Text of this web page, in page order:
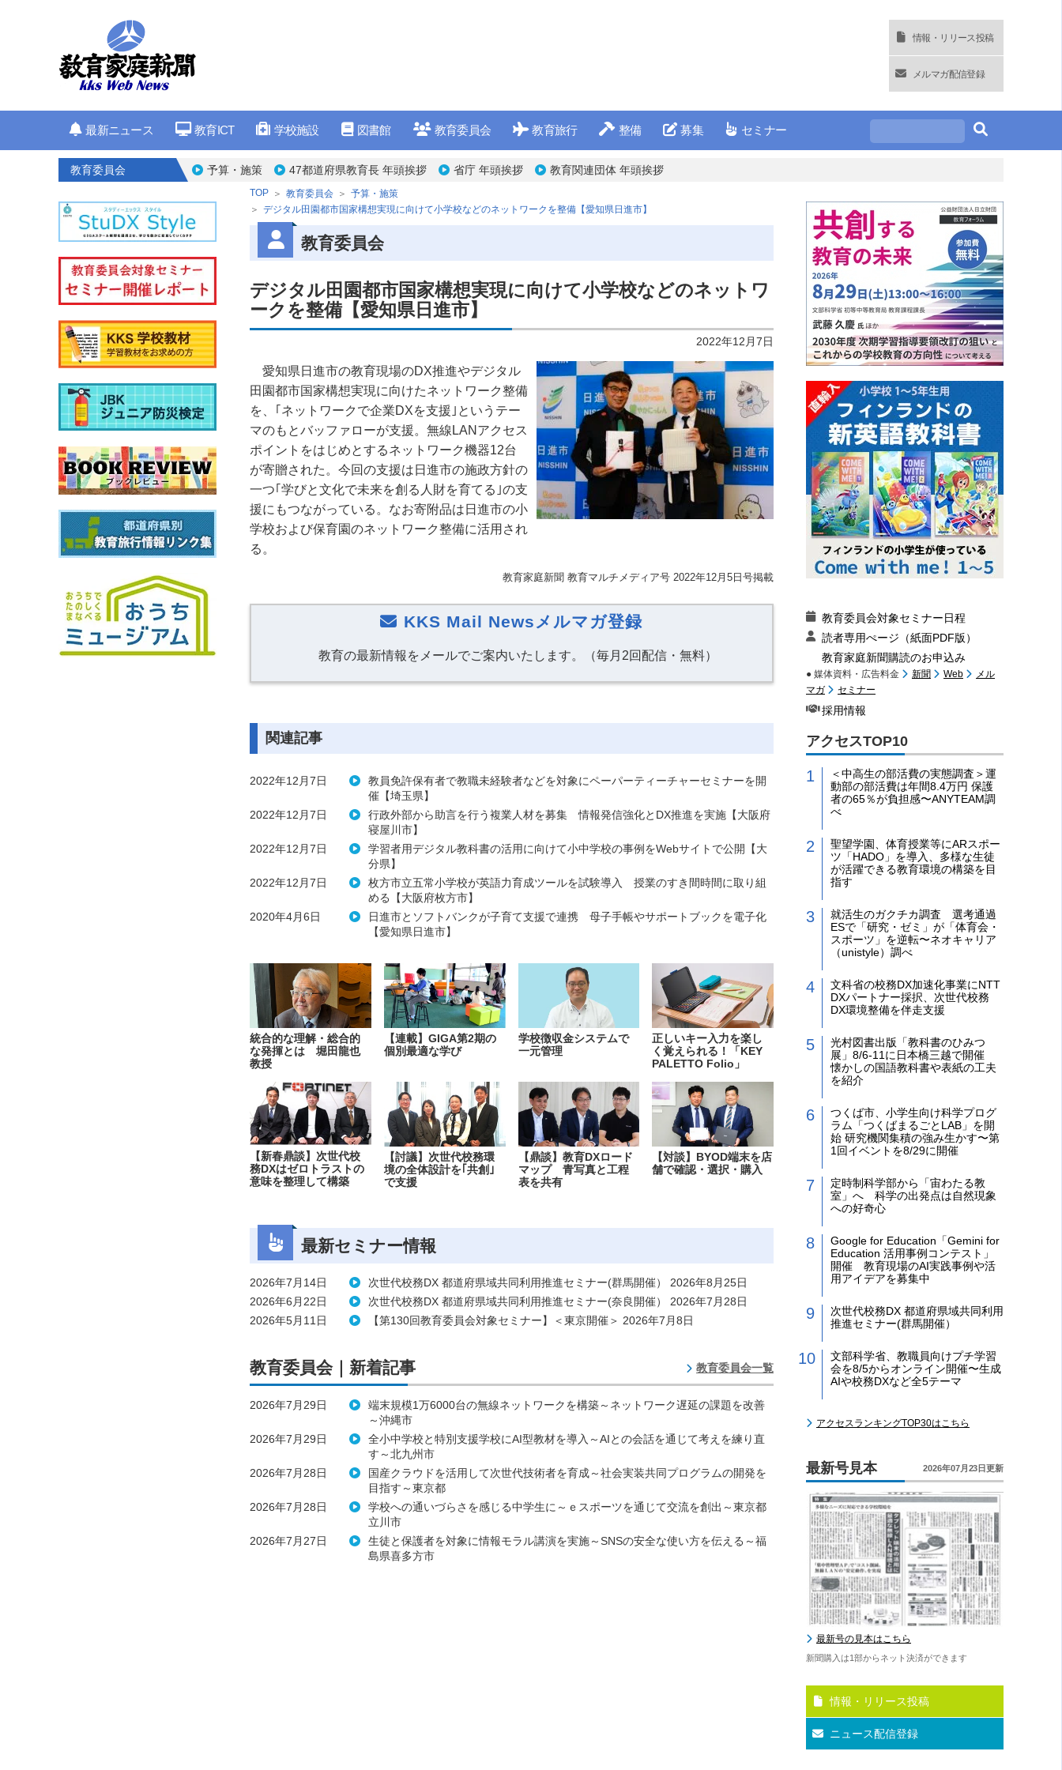
情報・リリース投稿
メルマガ配信登録
最新ニュース 教育ICT 学校施設 図書館 教育委員会 教育旅行 整備 募集 セミナー
教育委員会 予算・施策 47都道府県教育長 年頭挨拶 省庁 年頭挨拶 教育関連団体 年頭挨拶
TOP 教育委員会
予算・施策
デジタル田園都市国家構想実現に向けて小学校などのネットワークを整備【愛知県日進市】
教育委員会
デジタル田園都市国家構想実現に向けて小学校などのネットワ
ークを整備【愛知県日進市】
2022年12月7日
愛知県日進市の教育現場のDX推進やデジタル
田園都市国家構想実現に向けたネットワーク整備
を、｢ネットワークで企業DXを支援｣というテー
マのもとバッファローが支援。無線LANアクセス
ポイントをはじめとするネットワーク機器12台
が寄贈された。今回の支援は日進市の施政方針の
一つ｢学びと文化で未来を創る人財を育てる｣の支
援にもつながっている。なお寄附品は日進市の小
学校および保育園のネットワーク整備に活用され
る。
教育家庭新聞 教育マルチメディア号 2022年12月5日号掲載
KKS Mail Newsメルマガ登録
教育の最新情報をメールでご案内いたします。（毎月2回配信・無料）
関連記事
2022年12月7日
教員免許保有者で教職未経験者などを対象にペーパーティーチャーセミナーを開
催【埼玉県】
2022年12月7日
行政外部から助言を行う複業人材を募集 情報発信強化とDX推進を実施【大阪府
寝屋川市】
2022年12月7日
学習者用デジタル教科書の活用に向けて小中学校の事例をWebサイトで公開【大
分県】
2022年12月7日
枚方市立五常小学校が英語力育成ツールを試験導入 授業のすき間時間に取り組
める【大阪府枚方市】
2020年4月6日
日進市とソフトバンクが子育て支援で連携 母子手帳やサポートブックを電子化
【愛知県日進市】
統合的な理解・総合的
な発揮とは 堀田龍也
教授
【連載】GIGA第2期の
個別最適な学び
学校徴収金システムで
一元管理
正しいキー入力を楽し
く覚えられる！「KEY
PALETTO Folio」
【新春鼎談】次世代校
務DXはゼロトラストの
意味を整理して構築
【討議】次世代校務環
境の全体設計を｢共創｣
で支援
【鼎談】教育DXロード
マップ 青写真と工程
表を共有
【対談】BYOD端末を店
舗で確認・選択・購入
最新セミナー情報
2026年7月14日
次世代校務DX 都道府県域共同利用推進セミナー(群馬開催） 2026年8月25日
2026年6月22日
次世代校務DX 都道府県域共同利用推進セミナー(奈良開催） 2026年7月28日
2026年5月11日
【第130回教育委員会対象セミナー】＜東京開催＞ 2026年7月8日
教育委員会｜新着記事 教育委員会一覧
2026年7月29日
端末規模1万6000台の無線ネットワークを構築～ネットワーク遅延の課題を改善
～沖縄市
2026年7月29日
全小中学校と特別支援学校にAI型教材を導入～AIとの会話を通じて考えを練り直
す～北九州市
2026年7月28日
国産クラウドを活用して次世代技術者を育成～社会実装共同プログラムの開発を
目指す～東京都
2026年7月28日
学校への通いづらさを感じる中学生に～ｅスポーツを通じて交流を創出～東京都
立川市
2026年7月27日
生徒と保護者を対象に情報モラル講演を実施～SNSの安全な使い方を伝える～福
島県喜多方市
教育委員会対象セミナー日程
読者専用ぺージ（紙面PDF版）
教育家庭新聞購読のお申込み
● 媒体資料・広告料金 新聞 Web
メル
マガ
セミナー
採用情報
アクセスTOP10
＜中高生の部活費の実態調査＞運
動部の部活費は年間8.4万円 保護
者の65％が負担感〜ANYTEAM調
べ
聖望学園、体育授業等にARスポー
ツ「HADO」を導入、多様な生徒
が活躍できる教育環境の構築を目
指す
就活生のガクチカ調査 選考通過
ESで「研究・ゼミ」が「体育会・
スポーツ」を逆転〜ネオキャリア
（unistyle）調べ
文科省の校務DX加速化事業にNTT
DXパートナー採択、次世代校務
DX環境整備を伴走支援
光村図書出版「教科書のひみつ
展」8/6-11に日本橋三越で開催
懐かしの国語教科書や表紙の工夫
を紹介
つくば市、小学生向け科学プログ
ラム「つくばまるごとLAB」を開
始 研究機関集積の強み生かす〜第
1回イベントを8/29に開催
定時制科学部から「宙わたる教
室」へ 科学の出発点は自然現象
への好奇心
Google for Education「Gemini for
Education 活用事例コンテスト」
開催 教育現場のAI実践事例や活
用アイデアを募集中
次世代校務DX 都道府県域共同利用
推進セミナー(群馬開催）
文部科学省、教職員向けプチ学習
会を8/5からオンライン開催〜生成
AIや校務DXなど全5テーマ
アクセスランキングTOP30はこちら
最新号見本 2026年07月23日更新
最新号の見本はこちら
新聞購入は1部からネット決済ができます
情報・リリース投稿
ニュース配信登録